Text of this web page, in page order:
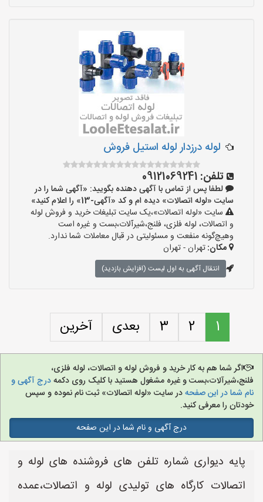
لوله درزدار لوله استیل فروش
تلفن: 09121069241
لطفا پس از تماس با آگهی دهنده بگویید: «آگهی شما را در
سایت «لوله اتصالات» دیده ام و کد «آگهی-13» را اعلام کنید»
سایت «لوله اتصالات»،یک سایت تبلیغات خرید و فروش لوله
و اتصالات، لوله فلزی، فلنج،شیرآلات،بست و غیره است
وهیچ‌گونه منفعت و مسئولیتی در قبال معاملات شما ندارد.
مکان:تهران - تهران
انتقال آگهی به اول لیست (افزایش بازدید)
1
2
3 بعدی آخرین
اگر شما هم به کار خرید و فروش لوله و اتصالات، لوله فلزی،
فلنج،شیرآلات،بست و غیره مشغول هستید با کلیک روی دکمهدرج آگهی و
نام شما در این صفحهدر سایت «لوله اتصالات» ثبت نام نموده و سپس
خودتان را معرفی کنید.
درج آگهی و نام شما در این صفحه
پایه دیواری شماره تلفن های فروشنده های لوله و
اتصالات کارگاه های تولیدی لوله و اتصالات،عمده